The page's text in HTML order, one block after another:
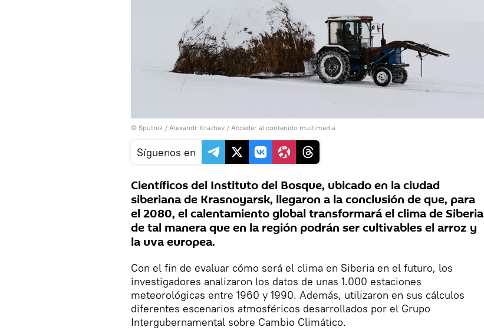
© Sputnik / Alexandr Krazhev / Acceder al contenido multimedia
Síguenos en
Científicos del Instituto del Bosque, ubicado en la ciudad
siberiana de Krasnoyarsk, llegaron a la conclusión de que, para
el 2080, el calentamiento global transformará el clima de Siberia
de tal manera que en la región podrán ser cultivables el arroz y
la uva europea.
Con el fin de evaluar cómo será el clima en Siberia en el futuro, los
investigadores analizaron los datos de unas 1.000 estaciones
meteorológicas entre 1960 y 1990. Además, utilizaron en sus cálculos
diferentes escenarios atmosféricos desarrollados por el Grupo
Intergubernamental sobre Cambio Climático.